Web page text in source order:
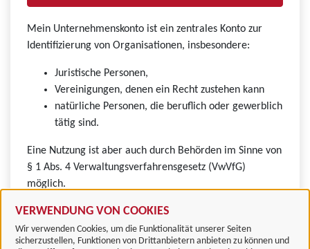
VERWENDUNG VON COOKIES
Wir verwenden Cookies, um die Funktionalität unserer Seiten
sicherzustellen, Funktionen von Drittanbietern anbieten zu können und
Mein Unternehmenskonto ist ein zentrales Konto zur
Identifizierung von Organisationen, insbesondere:
Juristische Personen,
Vereinigungen, denen ein Recht zustehen kann
natürliche Personen, die beruflich oder gewerblich
tätig sind.
Eine Nutzung ist aber auch durch Behörden im Sinne von
§ 1 Abs. 4 Verwaltungsverfahrensgesetz (VwVfG)
möglich.